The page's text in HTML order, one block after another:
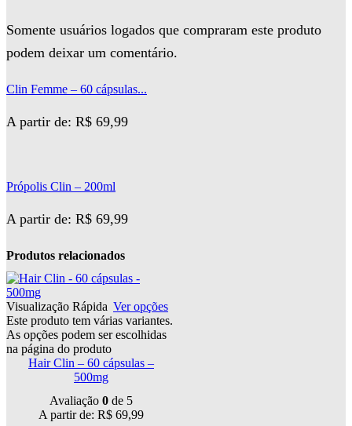
Somente usuários logados que compraram este produto
podem deixar um comentário.
Clin Femme – 60 cápsulas...
A partir de: R$ 69,99
Própolis Clin – 200ml
A partir de: R$ 69,99
Produtos relacionados
Visualização Rápida Ver opções
Este produto tem várias variantes.
As opções podem ser escolhidas
na página do produto
Hair Clin – 60 cápsulas –
500mg
Avaliação 0 de 5
A partir de: R$ 69,99